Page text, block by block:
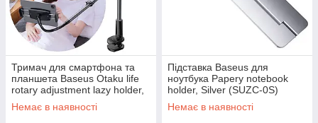
Тримач для смартфона та
планшета Baseus Otaku life
rotary adjustment lazy holder,
Dark gray (SULR-B0G)
Немає в наявності
Підставка Baseus для
ноутбука Papery notebook
holder, Silver (SUZC-0S)
Немає в наявності